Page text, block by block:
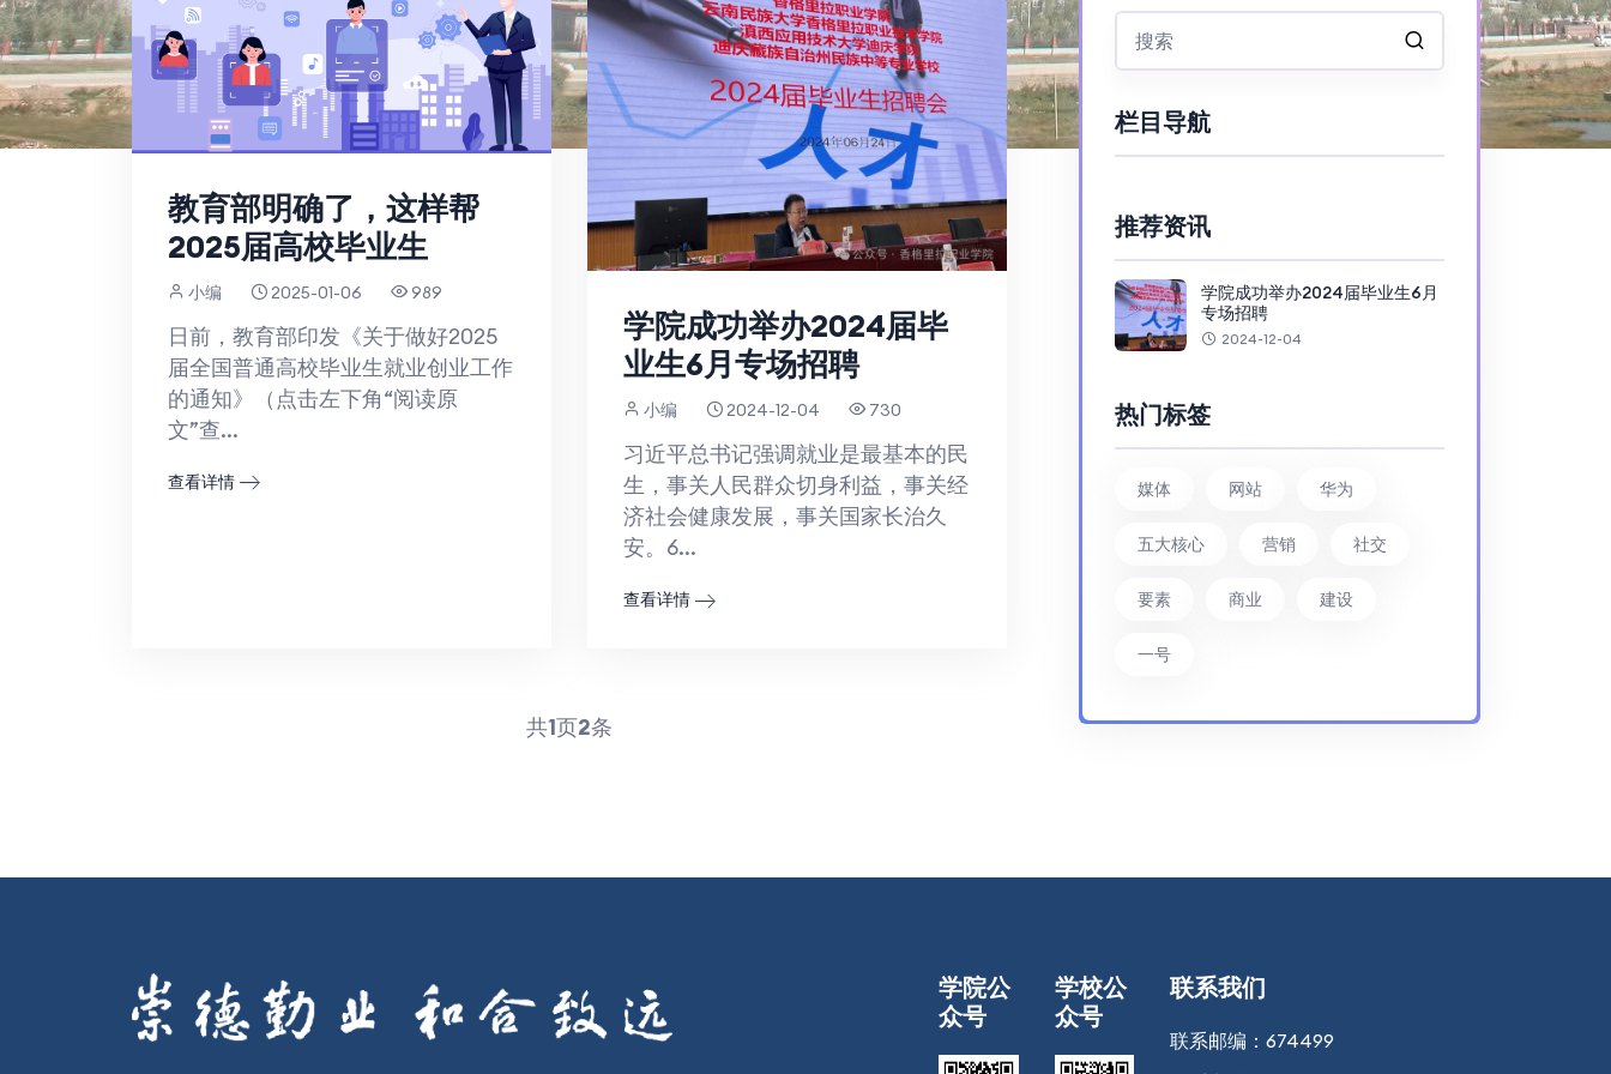
教育部明确了，这样帮
2025届高校毕业生
小编 2025-01-06 989
日前，教育部印发《关于做好2025
届全国普通高校毕业生就业创业工作
的通知》（点击左下角“阅读原
文”查...
查看详情
学院成功举办2024届毕
业生6月专场招聘
小编 2024-12-04 730
习近平总书记强调就业是最基本的民
生，事关人民群众切身利益，事关经
济社会健康发展，事关国家长治久
安。6...
查看详情
共1页2条
栏目导航
推荐资讯
学院成功举办2024届毕业生6月
专场招聘
2024-12-04
热门标签
媒体 网站 华为
五大核心 营销 社交
要素 商业 建设
一号
学院公
众号
学校公
众号
联系我们
联系邮编： 674499